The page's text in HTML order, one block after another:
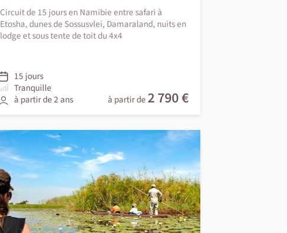
Circuit de 15 jours en Namibie entre safari à
Etosha, dunes de Sossusvlei, Damaraland, nuits en
lodge et sous tente de toit du 4x4
15 jours
Tranquille
à partir de 2 ans
à partir de 2 790 €